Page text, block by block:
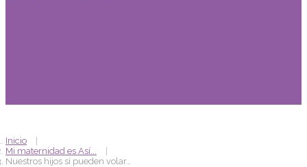
Inicio
Mi maternidad es Así...
Nuestros hijos sí pueden volar…